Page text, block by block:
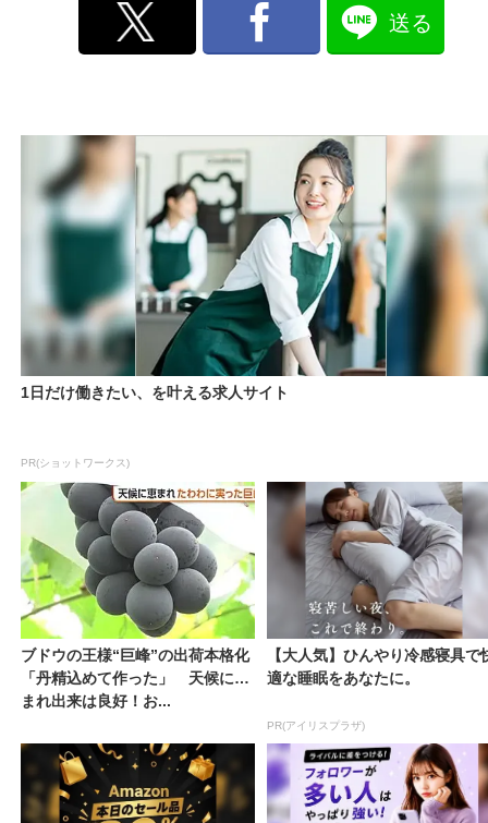
送る
1日だけ働きたい、を叶える求人サイト
PR(ショットワークス)
ブドウの王様“巨峰”の出荷本格化
「丹精込めて作った」 天候に恵
まれ出来は良好！お...
【大人気】ひんやり冷感寝具で
適な睡眠をあなたに。
PR(アイリスプラザ)